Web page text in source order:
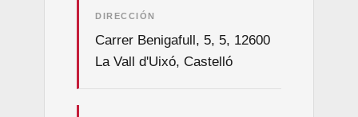
DIRECCIÓN
Carrer Benigafull, 5, 5, 12600
La Vall d'Uixó, Castelló